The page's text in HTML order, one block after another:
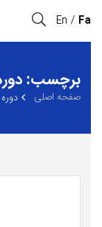
Fa
En
برچسب:
صفحه اصلی دوره